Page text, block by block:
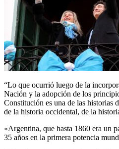
“Lo que ocurrió luego de la
Nación y la adopción de los
Constitución es una de las historias
de la historia occidental, de la
«Argentina, que hasta 1860 era un
35 años en la primera potencia